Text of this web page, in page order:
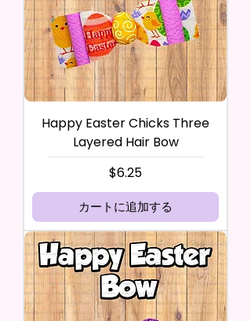
Happy Easter Chicks Three
Layered Hair Bow
価格
$6.25
カートに追加する